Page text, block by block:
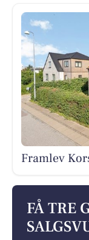
Framlev
FÅ TRE